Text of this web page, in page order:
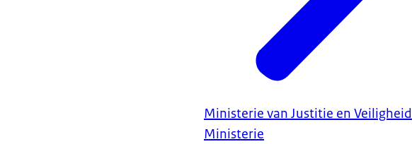
Ministerie van Justitie en Veiligheid
Ministerie